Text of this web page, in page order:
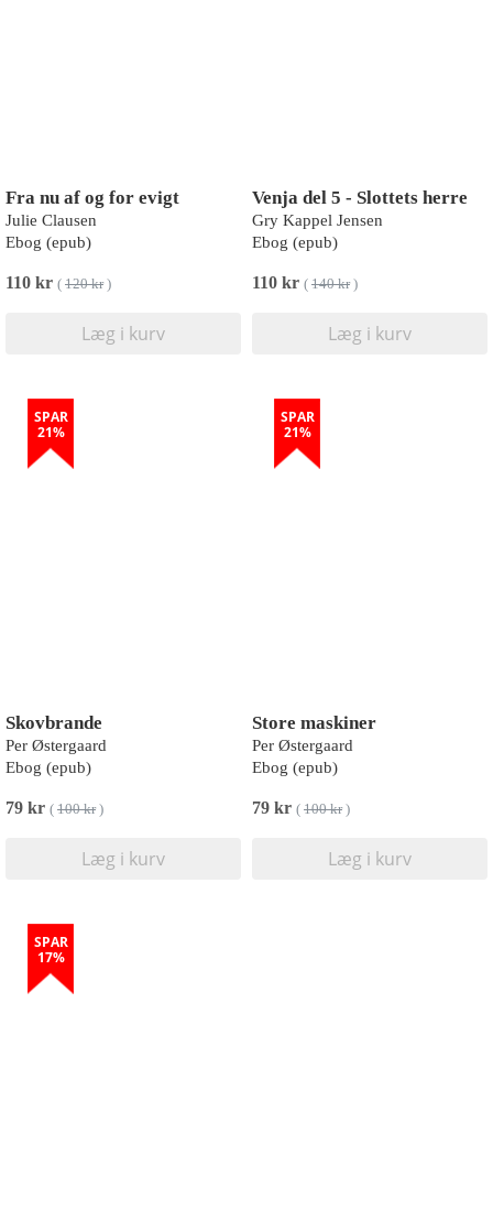
Fra nu af og for evigt
Julie Clausen
Ebog (epub)
110 kr ( 120 kr)
Læg i kurv
Venja del 5 - Slottets herre
Gry Kappel Jensen
Ebog (epub)
110 kr ( 140 kr)
Læg i kurv
SPAR
21%
Skovbrande
Per Østergaard
Ebog (epub)
79 kr ( 100 kr)
Læg i kurv
SPAR
21%
Store maskiner
Per Østergaard
Ebog (epub)
79 kr ( 100 kr)
Læg i kurv
SPAR
17%